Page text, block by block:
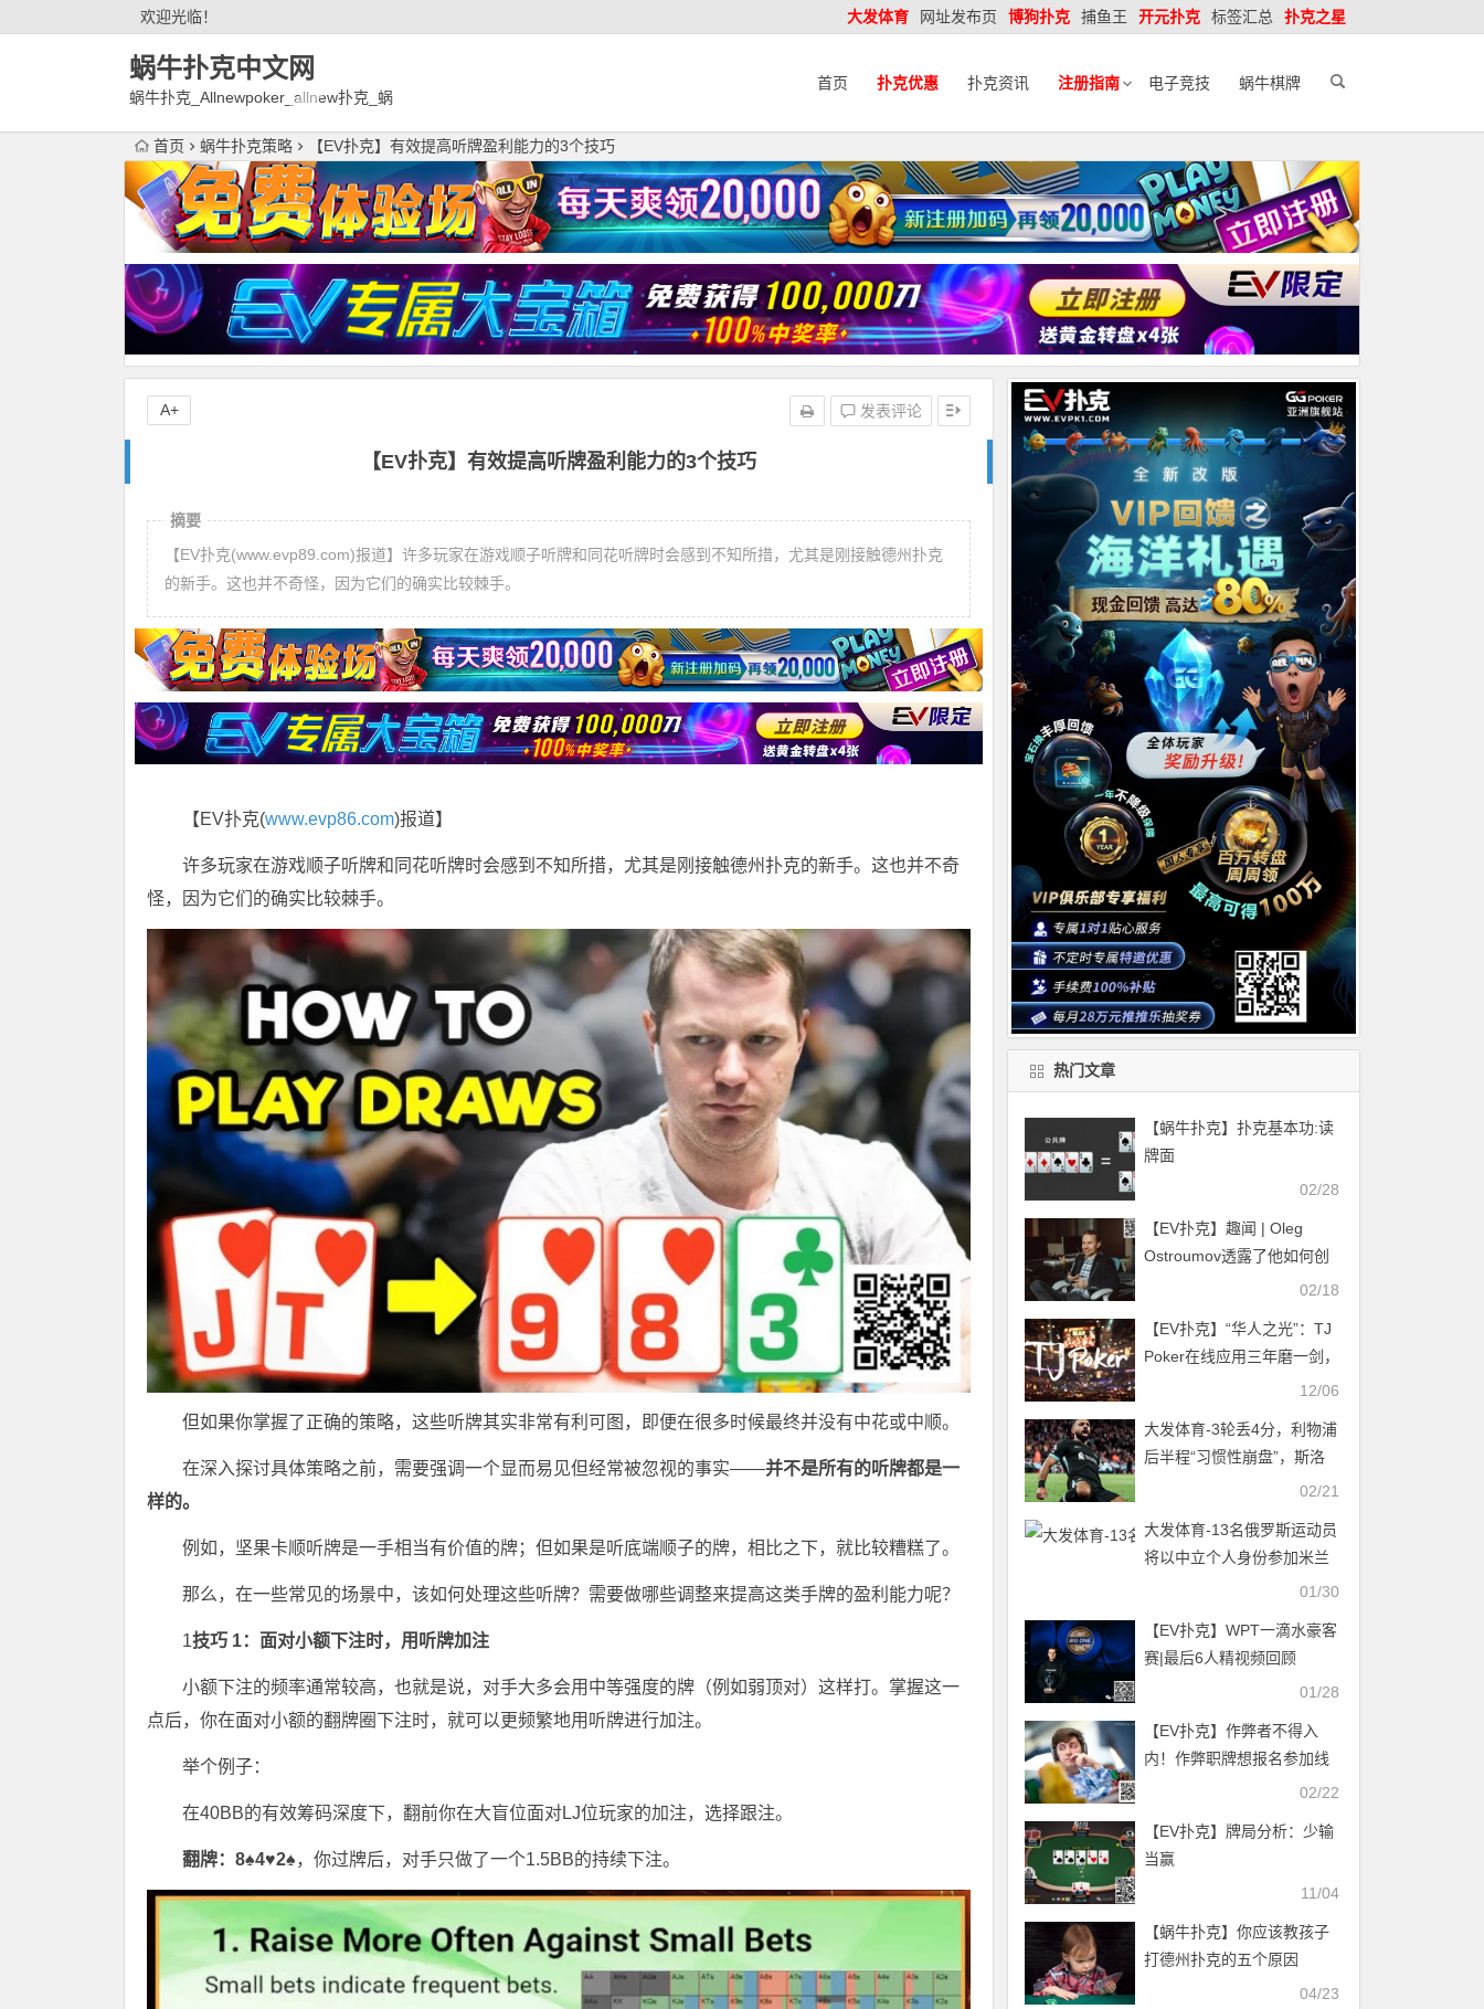
欢迎光临！ 大发体育 网址发布页 博狗扑克 捕鱼王 开元扑克 标签汇总 扑克之星
蜗牛扑克中文网
蜗牛扑克_Allnewpoker_allnew扑克_蜗
首页 扑克优惠 扑克资讯 注册指南 电子竞技 蜗牛棋牌
首页 蜗牛扑克策略 【EV扑克】有效提高听牌盈利能力的3个技巧
【EV扑克】有效提高听牌盈利能力的3个技巧
发表评论
A+
摘要
【EV扑克(www.evp89.com)报道】许多玩家在游戏顺子听牌和同花听牌时会感到不知所措，尤其是刚接触德州扑克
的新手。这也并不奇怪，因为它们的确实比较棘手。
【EV扑克(www.evp86.com)报道】
许多玩家在游戏顺子听牌和同花听牌时会感到不知所措，尤其是刚接触德州扑克的新手。这也并不奇
怪，因为它们的确实比较棘手。
但如果你掌握了正确的策略，这些听牌其实非常有利可图，即便在很多时候最终并没有中花或中顺。
在深入探讨具体策略之前，需要强调一个显而易见但经常被忽视的事实——并不是所有的听牌都是一
样的。
例如，坚果卡顺听牌是一手相当有价值的牌；但如果是听底端顺子的牌，相比之下，就比较糟糕了。
那么，在一些常见的场景中，该如何处理这些听牌？需要做哪些调整来提高这类手牌的盈利能力呢？
1技巧 1：面对小额下注时，用听牌加注
小额下注的频率通常较高，也就是说，对手大多会用中等强度的牌（例如弱顶对）这样打。掌握这一
点后，你在面对小额的翻牌圈下注时，就可以更频繁地用听牌进行加注。
举个例子：
在40BB的有效筹码深度下，翻前你在大盲位面对LJ位玩家的加注，选择跟注。
翻牌：8♠4♥2♠，你过牌后，对手只做了一个1.5BB的持续下注。
热门文章
【蜗牛扑克】扑克基本功:读
牌面
02/28
【EV扑克】趣闻 | Oleg
Ostroumov透露了他如何创
建第一个扑克解算器并在23
02/18
【EV扑克】“华人之光”：TJ
Poker在线应用三年磨一剑，
冲刺世界级品牌，即将登12/06
大发体育-3轮丢4分，利物浦
后半程“习惯性崩盘”，斯洛
特，大发助力你的致富之02/21
大发体育-13名俄罗斯运动员
将以中立个人身份参加米兰
冬奥，大发助力你的致富之
01/30
【EV扑克】WPT一滴水豪客
赛|最后6人精视频回顾
Mikita Badziakouski夺冠揽
01/28
【EV扑克】作弊者不得入
内！作弊职牌想报名参加线
下赛，刚进去就被赶了出02/22
【EV扑克】牌局分析：少输
当赢
11/04
【蜗牛扑克】你应该教孩子
打德州扑克的五个原因
04/23